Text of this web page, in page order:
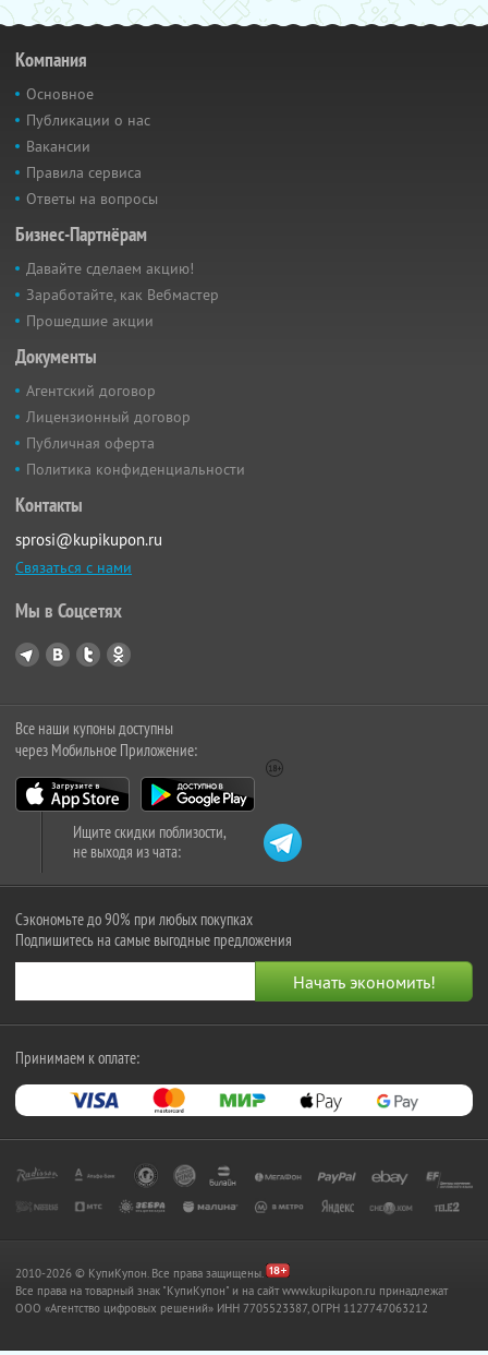
Компания
Основное
Публикации о нас
Вакансии
Правила сервиса
Ответы на вопросы
Бизнес-Партнёрам
Давайте сделаем акцию!
Заработайте, как Вебмастер
Прошедшие акции
Документы
Агентский договор
Лицензионный договор
Публичная оферта
Политика конфиденциальности
Контакты
sprosi@kupikupon.ru
Связаться с нами
Мы в Соцсетях
Все наши купоны доступны
через Мобильное Приложение:
Ищите скидки поблизости,
не выходя из чата:
Сэкономьте до 90% при любых покупках
Подпишитесь на самые выгодные предложения
Принимаем к оплате:
2010-2026 © КупиКупон. Все права защищены.
Все права на товарный знак "КупиКупон" и на сайт www.kupikupon.ru принадлежат
OOO «Агентство цифровых решений» ИНН 7705523387, ОГРН 1127747063212